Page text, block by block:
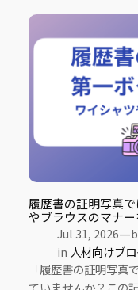
履歴書の証明写真
やブラウスのマナ
Jul 31, 2026—
in 人材向けブ
「履歴書の証明写真